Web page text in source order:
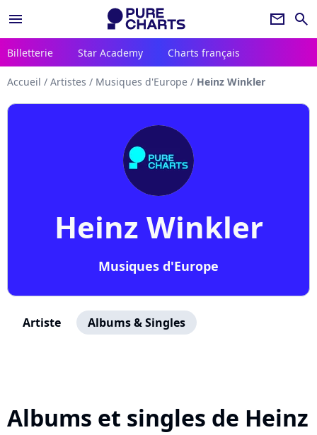
menu newsletter search
Billetterie Star Academy Charts français
Accueil / Artistes / Musiques d'Europe / Heinz Winkler
Heinz Winkler
Musiques d'Europe
Artiste Albums & Singles
Albums et singles de Heinz